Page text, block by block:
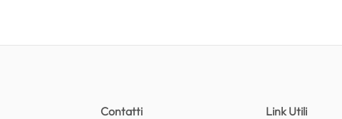
Contatti Link Utili